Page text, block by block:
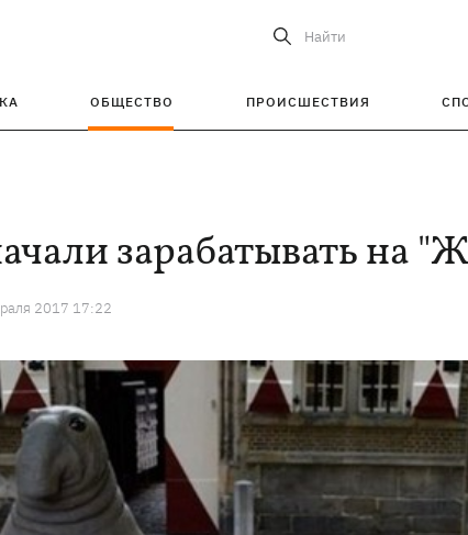
Найти
ОБЩЕСТВО ПРОИСШЕСТВИЯ
зарабатывать на
2017 17:22